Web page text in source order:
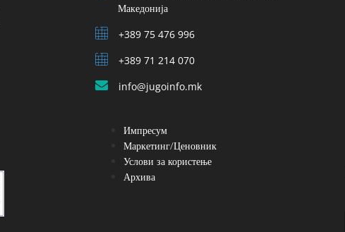
Македонија
+389 75 476 996
+389 71 214 070
info@jugoinfo.mk
Импресум
Маркетинг/Ценовник
Услови за користење
Архива